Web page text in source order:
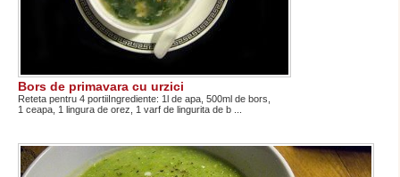
Bors de primavara cu urzici
Reteta pentru 4 portiiIngrediente: 1l de apa, 500ml de bors,
1 ceapa, 1 lingura de orez, 1 varf de lingurita de b ...